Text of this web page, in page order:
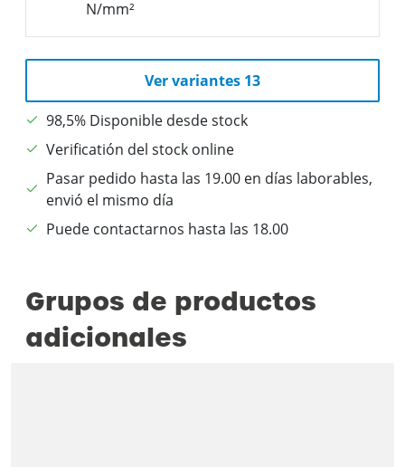
Ver variantes 13
98,5% Disponible desde stock
Verificatión del stock online
Pasar pedido hasta las 19.00 en días laborables,
envió el mismo día
Puede contactarnos hasta las 18.00
Grupos de productos
adicionales